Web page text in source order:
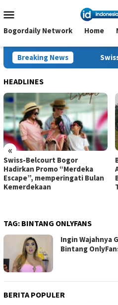
ke
kontenMobile
Bogordaily Network Home
Breaking NewsSwiss-Belcourt
HEADLINES
«
Swiss-Belcourt Bogor
Hadirkan Promo “Merdeka
Escape”, memperingati Bulan
Kemerdekaan
TAG: BINTANG ONLYFANS
Ingin Wajahnya
Bintang
BERITA POPULER